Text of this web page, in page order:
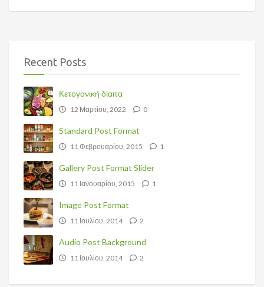
Recent Posts
Κετογονική δίαιτα
12 Μαρτίου, 2022 0
Standard Post Format
11 Φεβρουαρίου, 2015 1
Gallery Post Format Slider
11 Ιανουαρίου, 2015 1
Image Post Format
11 Ιουλίου, 2014 2
Audio Post Background
11 Ιουλίου, 2014 2